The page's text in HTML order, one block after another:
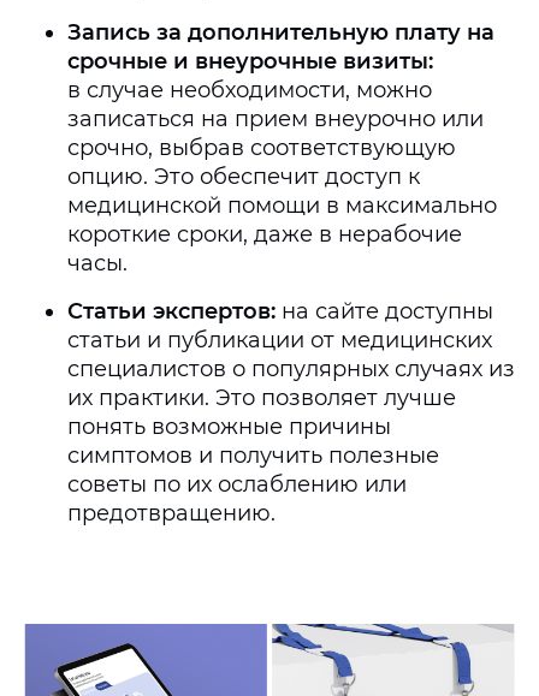
Запись за дополнительную плату на
срочные и внеурочные визиты:
в случае необходимости, можно
записаться на прием внеурочно или
срочно, выбрав соответствующую
опцию. Это обеспечит доступ к
медицинской помощи в максимально
короткие сроки, даже в нерабочие
часы.
Статьи экспертов: на сайте доступны
статьи и публикации от медицинских
специалистов о популярных случаях из
их практики. Это позволяет лучше
понять возможные причины
симптомов и получить полезные
советы по их ослаблению или
предотвращению.